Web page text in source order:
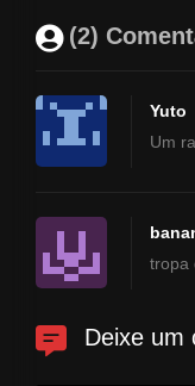
(2)
Yuto
Um
tropa
Deixe um